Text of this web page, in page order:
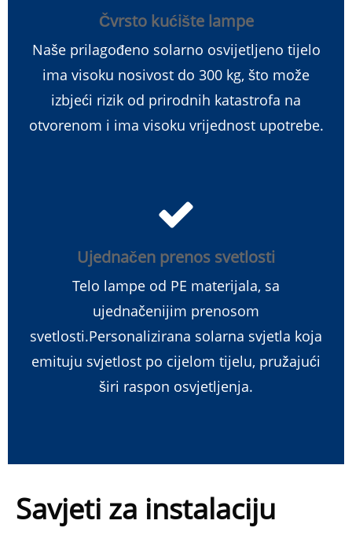
Čvrsto kućište lampe
Naše prilagođeno solarno osvijetljeno tijelo
ima visoku nosivost do 300 kg, što može
izbjeći rizik od prirodnih katastrofa na
otvorenom i ima visoku vrijednost upotrebe.
Ujednačen prenos svetlosti
Telo lampe od PE materijala, sa
ujednačenijim prenosom
svetlosti.Personalizirana solarna svjetla koja
emituju svjetlost po cijelom tijelu, pružajući
širi raspon osvjetljenja.
Savjeti za instalaciju